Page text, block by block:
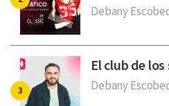
Debany
El club de
Debany